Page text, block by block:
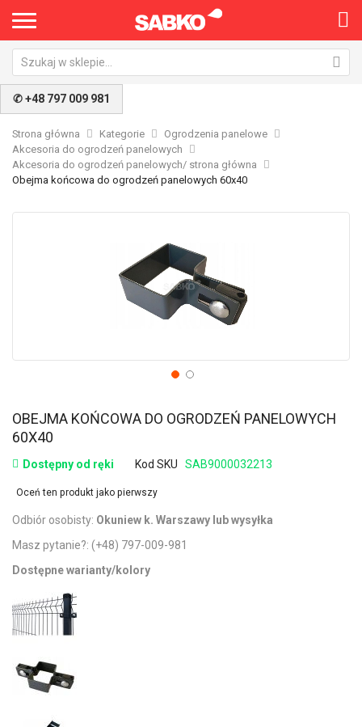
✆ +48 797 009 981
Strona główna Kategorie
Ogrodzenia panelowe
Akcesoria do ogrodzeń panelowych
Akcesoria do ogrodzeń panelowych/ strona główna
Obejma końcowa do ogrodzeń panelowych 60x40
OBEJMA KOŃCOWA DO OGRODZEŃ PANELOWYCH
60X40
Dostępny od ręki Kod SKU SAB9000032213
Oceń ten produkt jako pierwszy
Odbiór osobisty: Okuniew k. Warszawy lub wysyłka
Masz pytanie?: (+48) 797-009-981
Dostępne warianty/kolory